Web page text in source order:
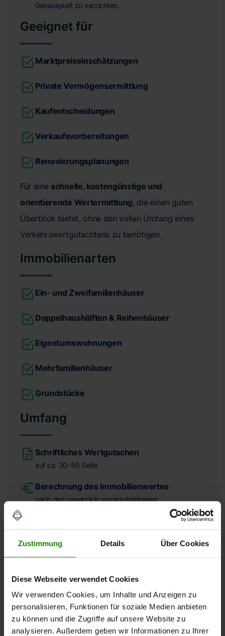
Zustimmung Details Über Cookies
Diese Webseite verwendet Cookies
Wir verwenden Cookies, um Inhalte und Anzeigen zu
personalisieren, Funktionen für soziale Medien anbieten
zu können und die Zugriffe auf unsere Website zu
analysieren. Außerdem geben wir Informationen zu Ihrer
Genauigkeit zu verzichten.
Geeignet für
Marktpreiseinschätzungen
Private Vermögensermittlung
Kaufentscheidungen
Verkaufsvorbereitungen
Renovierungsplanungen
Für eine schnelle, kostengünstige und
orientierende Wertermittlung, die einen guten
Überblick bietet, ohne den vollen Umfang eines
Verkehrswertgutachtens zu benötigen.
Immobilienarten
Ein- und Zweifamilienhäuser
Doppelhaushälften & Reihenhäuser
Eigentumswohnungen
Mehrfamilienhäuser
Grundstücke
Umfang
Schriftliches Wertgutachen
auf ca. 30–50 Seite
Berechnung des Immobilienwertes
nach den gesetzlich vorgeschriebenen
Objektaufnahmetermin